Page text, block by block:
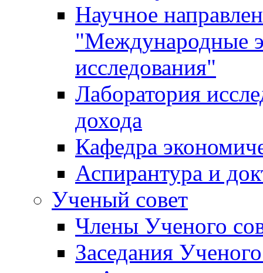
Научное
"Международные
исследования"
Лаборатория
дохода
Кафедра
Аспирантура и
Ученый совет
Члены Ученого
Заседания